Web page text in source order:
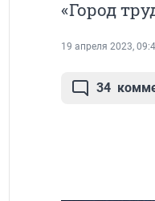
«Город
19 апреля 2023,
34